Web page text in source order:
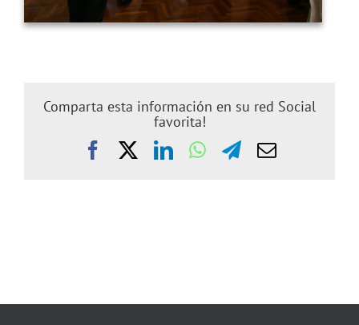
Comparta esta información en su red Social
favorita!
FacebookLinkedIn
WhatsApp
Telegram
Correo